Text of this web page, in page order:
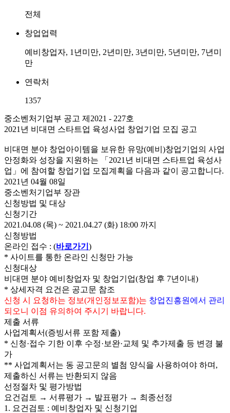
전체
창업업력
예비창업자, 1년미만, 2년미만, 3년미만, 5년미만, 7년미
만
연락처
1357
중소벤처기업부 공고 제2021 - 227호
2021년 비대면 스타트업 육성사업 창업기업 모집 공고
비대면 분야 창업아이템을 보유한 유망(예비)창업기업의 사업
안정화와 성장을 지원하는 「2021년 비대면 스타트업 육성사
업」에 참여할 창업기업 모집계획을 다음과 같이 공고합니다.
2021년 04월 08일
중소벤처기업부 장관
신청방법 및 대상
신청기간
2021.04.08 (목) ~ 2021.04.27 (화) 18:00 까지
신청방법
온라인 접수 : (바로가기 )
* 사이트를 통한 온라인 신청만 가능
신청대상
비대면 분야 예비창업자 및 창업기업(창업 후 7년이내)
* 상세자격 요건은 공고문 참조
신청 시 요청하는 정보(개인정보포함)는 창업진흥원에서 관리
되오니 이점 유의하여 주시기 바랍니다.
제출 서류
사업계획서(증빙서류 포함 제출)
* 신청·접수 기한 이후 수정·보완·교체 및 추가제출 등 변경 불
가
** 사업계획서는 동 공고문의 별첨 양식을 사용하여야 하며,
제출하신 서류는 반환되지 않음
선정절차 및 평가방법
요건검토 → 서류평가 → 발표평가 → 최종선정
1. 요건검토 : 예비창업자 및 신청기업